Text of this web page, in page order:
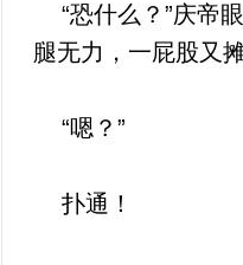
“恐什么？”庆帝
腿无力，一屁股又
“嗯？”
扑通！